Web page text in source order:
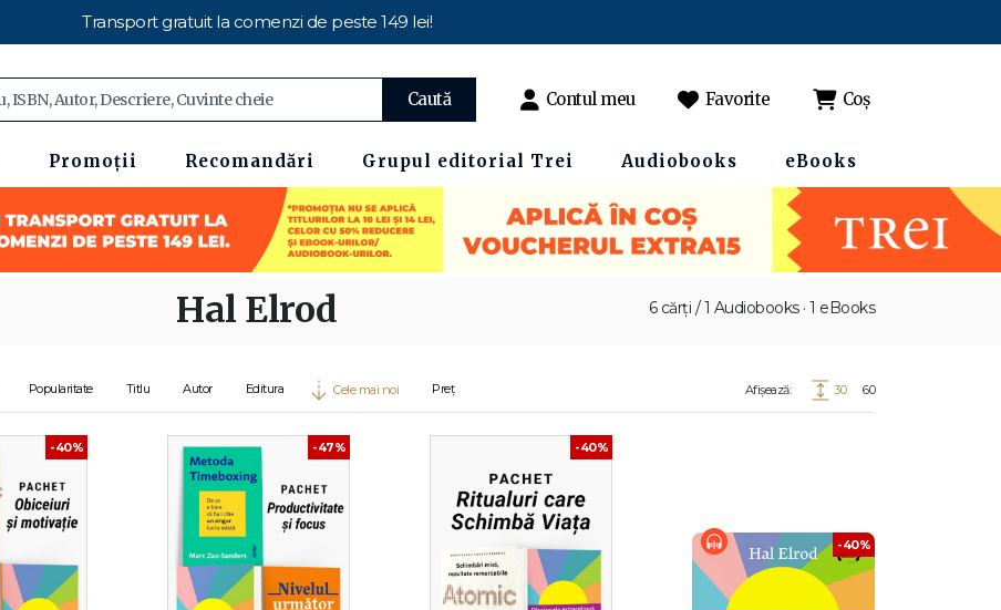
Transport gratuit la comenzi de peste 149 lei!
Caută Contul meu Favorite Coș
Promoții Recomandări Grupul editorial Trei Audiobooks eBooks
6 cărți / 1 Audiobooks · 1 eBooks
Hal Elrod
Popularitate Titlu Autor Editura Cele mai noi Preț Afișează: 30 60
-40% -47% -40%
-40%